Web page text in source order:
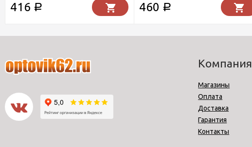
416 Р 460 Р
Компания
Магазины
Оплата
Доставка
Гарантия
Контакты